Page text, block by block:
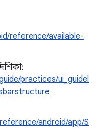
reference/available-
practices/ui_guidel
android/app/S